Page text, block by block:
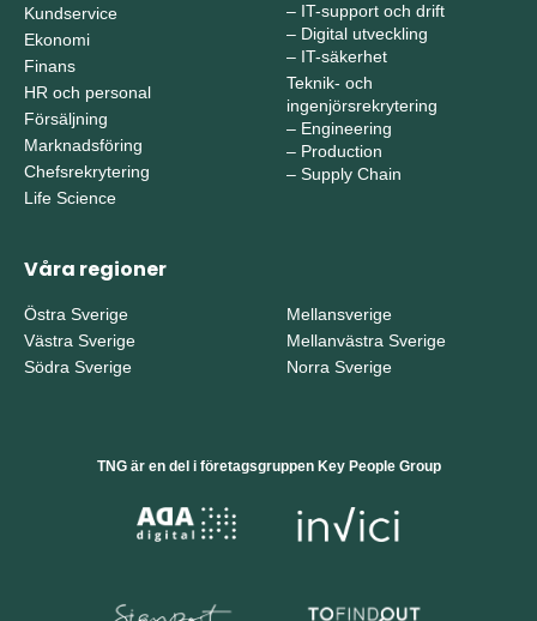
Kundservice
Ekonomi
Finans
HR och personal
Försäljning
Marknadsföring
Chefsrekrytering
Life Science
– IT-support och drift
– Digital utveckling
– IT-säkerhet
Teknik- och
ingenjörsrekrytering
– Engineering
– Production
– Supply Chain
Våra regioner
Östra Sverige
Västra Sverige
Södra Sverige
Mellansverige
Mellanvästra Sverige
Norra Sverige
TNG är en del i företagsgruppen Key People Group